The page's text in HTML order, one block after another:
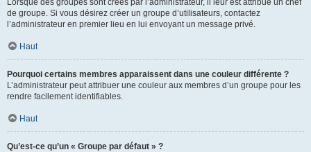
Lorsque des groupes sont créés par l’administrateur, il leur est attribué un chef
de groupe. Si vous désirez créer un groupe d’utilisateurs, contactez
l’administrateur en premier lieu en lui envoyant un message privé.
Haut
Pourquoi certains membres apparaissent dans une couleur différente ?
L’administrateur peut attribuer une couleur aux membres d’un groupe pour les
rendre facilement identifiables.
Haut
Qu’est-ce qu’un « Groupe par défaut » ?